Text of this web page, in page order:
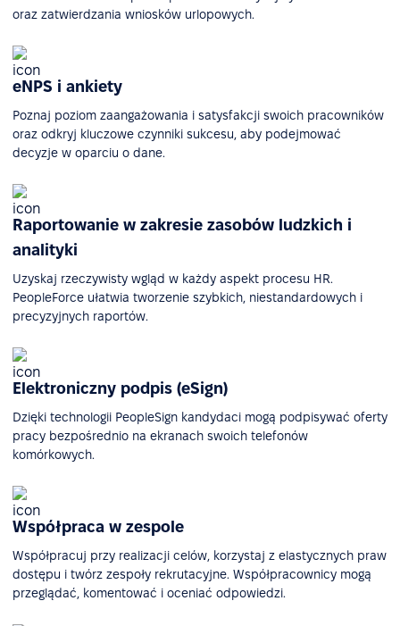
oraz zatwierdzania wniosków urlopowych.
eNPS i ankiety
Poznaj poziom zaangażowania i satysfakcji swoich pracowników
oraz odkryj kluczowe czynniki sukcesu, aby podejmować
decyzje w oparciu o dane.
Raportowanie w zakresie zasobów ludzkich i
analityki
Uzyskaj rzeczywisty wgląd w każdy aspekt procesu HR.
PeopleForce ułatwia tworzenie szybkich, niestandardowych i
precyzyjnych raportów.
Elektroniczny podpis (eSign)
Dzięki technologii PeopleSign kandydaci mogą podpisywać oferty
pracy bezpośrednio na ekranach swoich telefonów
komórkowych.
Współpraca w zespole
Współpracuj przy realizacji celów, korzystaj z elastycznych praw
dostępu i twórz zespoły rekrutacyjne. Współpracownicy mogą
przeglądać, komentować i oceniać odpowiedzi.